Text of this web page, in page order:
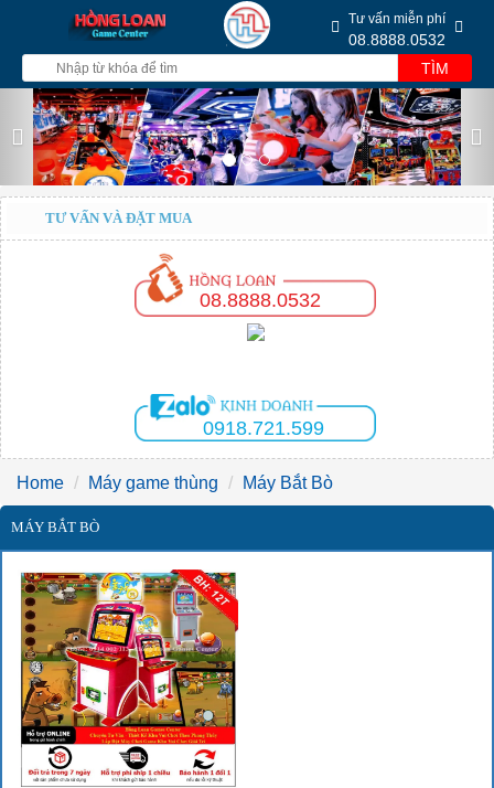
Tư vấn miễn phí
08.8888.0532
TÌM
Previous
TƯ VẤN VÀ ĐẶT MUA
08.8888.0532
0918.721.599
Home Máy game thùng Máy Bắt Bò
MÁY BẮT BÒ